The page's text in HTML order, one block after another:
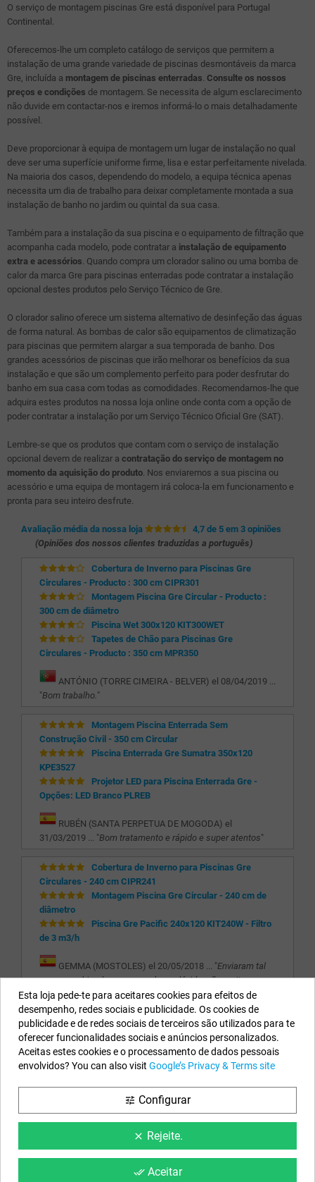
O serviço de montagem piscinas Gre está disponível para Portugal
Continental.
Oferecemos-lhe um completo catálogo de serviços que permitem a
instalação de uma grande variedade de piscinas desmontáveis da marca
Gre, incluída a montagem de piscinas enterradas. Consulte os nossos
preços e condições de montagem. Se necessita de algum esclarecimento
não duvide em contactar-nos e iremos informá-lo o mais detalhadamente
possível.
Deve proporcionar à equipa de montagem um lugar de instalação no qual
deve ser uma superfície uniforme firme, lisa e estar perfeitamente nivelada.
Na maioria dos casos, dependendo do modelo, a equipa técnica apenas
necessita um dia de trabalho para deixar completamente montada a sua
instalação de banho no jardim ou quintal da sua casa.
Também para a instalação da sua piscina e o equipamento de filtração que
acompanha cada modelo, pode contratar a instalação de equipamento
extra e acessórios. Quando compra um clorador salino ou uma bomba de
calor da marca Gre para piscinas enterradas pode contratar a instalação
opcional destes produtos pelo Serviço Técnico de Gre.
O clorador salino oferece um sistema alternativo de desinfeção das águas
de forma natural. As bombas de calor são equipamentos de climatização
para piscinas que permitem alargar a sua temporada de banho. Dos
grandes acessórios de piscinas que irão melhorar os benefícios da sua
instalação e que são um complemento perfeito para poder desfrutar do
banho em sua casa com todas as comodidades. Recomendamos-lhe que
adquira estes produtos na nossa loja online onde conta com a opção de
poder contratar a instalação por um Serviço Técnico Oficial Gre (SAT).
Lembre-se que os produtos que contam com o serviço de instalação
opcional devem de realizar a contratação do serviço de montagem no
momento da aquisição do produto. Nos enviaremos a sua piscina ou
acessório e uma equipa de montagem irá coloca-la em funcionamento e
pronta para seu inteiro desfrute.
Avaliação média da nossa loja
4,7 de 5 em 3 opiniões
(Opiniões dos nossos clientes traduzidas a português)
Cobertura de Inverno para Piscinas Gre
Circulares - Producto : 300 cm CIPR301
Montagem Piscina Gre Circular - Producto :
300 cm de diâmetro
Piscina Wet 300x120 KIT300WET
Tapetes de Chão para Piscinas Gre
Circulares - Producto : 350 cm MPR350
ANTÓNIO (TORRE CIMEIRA - BELVER) el 08/04/2019 ...
"Bom trabalho."
Montagem Piscina Enterrada Sem
Construção Civil - 350 cm Circular
Piscina Enterrada Gre Sumatra 350x120
KPE3527
Projetor LED para Piscina Enterrada Gre -
Opções: LED Branco PLREB
RUBÉN (SANTA PERPETUA DE MOGODA) el
31/03/2019 ... "Bom tratamento e rápido e super atentos"
Cobertura de Inverno para Piscinas Gre
Circulares - 240 cm CIPR241
Montagem Piscina Gre Circular - 240 cm de
diâmetro
Piscina Gre Pacific 240x120 KIT240W - Filtro
de 3 m3/h
GEMMA (MOSTOLES) el 20/05/2018 ... "Enviaram tal
como combinado, e para qualquer dúvida, são muito
atentos."
Os Nossos Dados
EYAROC COMPANY SL (PT980718171)
Ligue-nos agora:211 451 553
Segunda a Sexta-feira: 8:30h a 13h e 15h a 17h
info@piscinasdesmontaveis.pt
Esta loja pede-te para aceitares cookies para efeitos de
desempenho, redes sociais e publicidade. Os cookies de
publicidade e de redes sociais de terceiros são utilizados para te
oferecer funcionalidades sociais e anúncios personalizados.
Aceitas estes cookies e o processamento de dados pessoais
envolvidos? You can also visit Google’s Privacy & Terms site
tune Configurar
clear Rejeite.
done_all Aceitar